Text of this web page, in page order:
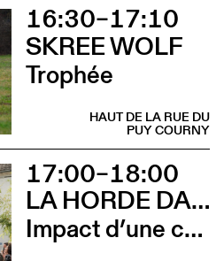
16:30–17:10
SKREE WOLF
Trophée
HAUT DE LA RUE DU
PUY COURNY
17:00–18:00
LA HORDE DANS LES PAVÉS
Impact d’une course [Aurillac] X Stadium